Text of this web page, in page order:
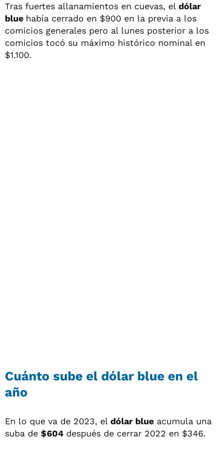
Tras fuertes allanamientos en cuevas, el dólar
blue había cerrado en $900 en la previa a los
comicios generales pero al lunes posterior a los
comicios tocó su máximo histórico nominal en
$1.100.
Cuánto sube el dólar blue en el
año
En lo que va de 2023, el dólar blue acumula una
suba de $604 después de cerrar 2022 en $346.